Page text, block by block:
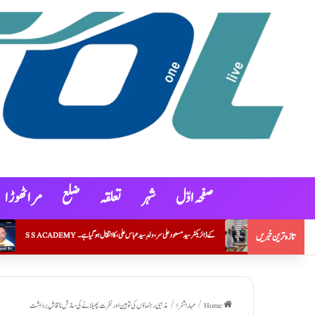
صفحہ اوّل شہر تعلقہ ضلع مراٹھوڑ ا
تازہ ترین خبریں جمعیۃعلماء مہاراشٹر (ارشد مدنی)نے ہونہار طلبہ و S S ACADEMY کے ڈائریکٹر سید مسعود علی سر، ولدِ سید عباس علی، کا انتقال ہو گیا ہے۔
/ مہاراشٹرا / مذہبی رہنماؤں کی توہین اور نفرت پھیلانے کی سازش ناقابلِ برداشت